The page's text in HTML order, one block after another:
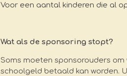
Voor een aantal kinderen die al
Wat als de sponsoring stopt?
Soms moeten sponsorouders
schoolgeld betaald kan worden.